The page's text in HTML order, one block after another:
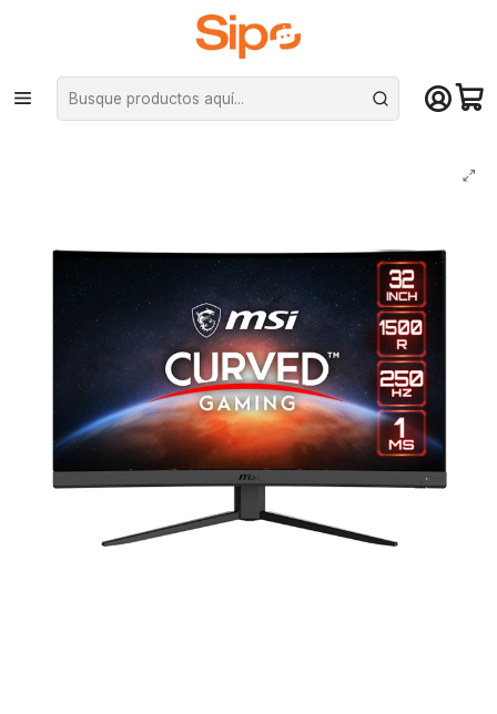
¡Compra hasta mediodía y recibe hoy! De lunes a sábado en el gran
Santiago. Envío gratis desde $29.990
Inicio Marcas MSI
Monitor Gamer MSI G32C4X, 32" FHD Curvo 1500R, 250 Hz, VA, HDR